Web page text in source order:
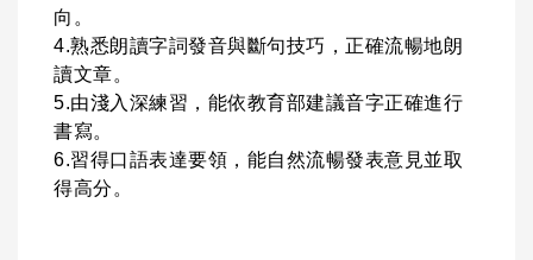
向。
4.熟悉朗讀字詞發音與斷句技巧，正確流暢地朗
讀文章。
5.由淺入深練習，能依教育部建議音字正確進行
書寫。
6.習得口語表達要領，能自然流暢發表意見並取
得高分。